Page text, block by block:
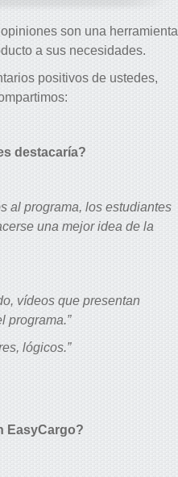
son una herramienta
a sus necesidades.
positivos de ustedes,
destacaría?
al programa, los estudiantes
una mejor idea de la
vídeos que presentan
programa.”
lógicos.”
EasyCargo?